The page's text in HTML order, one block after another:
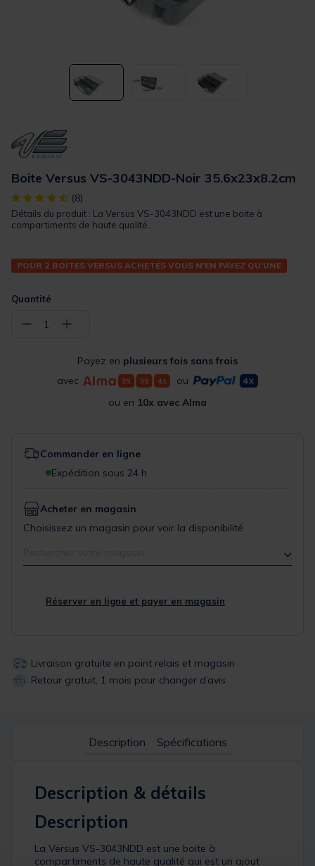
Boite Versus VS-3043NDD-Noir 35.6x23x8.2cm
[object Object] out of 5 Customer Rating
(8)
Détails du produit : La Versus VS-3043NDD est une boite à
compartiments de haute qualité...
POUR 2 BOITES VERSUS ACHETÉS VOUS N'EN PAYEZ QU'UNE
Quantité
− 1 +
Payez en plusieurs fois sans frais
avec
ou
ou en 10x avec Alma
Commander en ligne
Expédition sous 24 h
Acheter en magasin
Choisissez un magasin pour voir la disponibilité
Réserver en ligne et payer en magasin
Livraison gratuite en point relais et magasin
Retour gratuit, 1 mois pour changer d’avis
Description Spécifications
Description & détails
Description
La Versus VS-3043NDD est une boite à
compartiments de haute qualité qui est un ajout